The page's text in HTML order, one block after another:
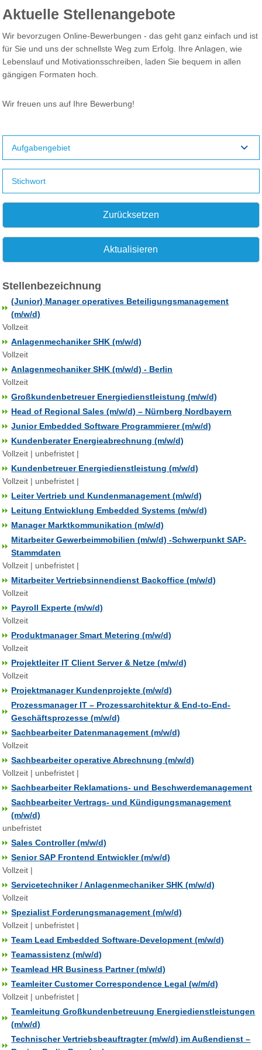
Aktuelle Stellenangebote
Wir bevorzugen Online-Bewerbungen - das geht ganz einfach und ist
für Sie und uns der schnellste Weg zum Erfolg. Ihre Anlagen, wie
Lebenslauf und Motivationsschreiben, laden Sie bequem in allen
gängigen Formaten hoch.
Wir freuen uns auf Ihre Bewerbung!
Aufgabengebiet
Zurücksetzen
Aktualisieren
Stellenbezeichnung
(Junior) Manager operatives Beteiligungsmanagement
(m/w/d)
Vollzeit
Anlagenmechaniker SHK (m/w/d)
Vollzeit
Anlagenmechaniker SHK (m/w/d) - Berlin
Vollzeit
Großkundenbetreuer Energiedienstleistung (m/w/d)
Head of Regional Sales (m/w/d) – Nürnberg Nordbayern
Junior Embedded Software Programmierer (m/w/d)
Kundenberater Energieabrechnung (m/w/d)
Vollzeit | unbefristet |
Kundenbetreuer Energiedienstleistung (m/w/d)
Vollzeit | unbefristet |
Leiter Vertrieb und Kundenmanagement (m/w/d)
Leitung Entwicklung Embedded Systems (m/w/d)
Manager Marktkommunikation (m/w/d)
Mitarbeiter Gewerbeimmobilien (m/w/d) -Schwerpunkt SAP-
Stammdaten
Vollzeit | unbefristet |
Mitarbeiter Vertriebsinnendienst Backoffice (m/w/d)
Vollzeit
Payroll Experte (m/w/d)
Vollzeit
Produktmanager Smart Metering (m/w/d)
Vollzeit
Projektleiter IT Client Server & Netze (m/w/d)
Vollzeit
Projektmanager Kundenprojekte (m/w/d)
Prozessmanager IT – Prozessarchitektur & End-to-End-
Geschäftsprozesse (m/w/d)
Sachbearbeiter Datenmanagement (m/w/d)
Vollzeit
Sachbearbeiter operative Abrechnung (m/w/d)
Vollzeit | unbefristet |
Sachbearbeiter Reklamations- und Beschwerdemanagement
Sachbearbeiter Vertrags- und Kündigungsmanagement
(m/w/d)
unbefristet
Sales Controller (m/w/d)
Senior SAP Frontend Entwickler (m/w/d)
Vollzeit |
Servicetechniker / Anlagenmechaniker SHK (m/w/d)
Vollzeit
Spezialist Forderungsmanagement (m/w/d)
Vollzeit | unbefristet |
Team Lead Embedded Software-Development (m/w/d)
Teamassistenz (m/w/d)
Teamlead HR Business Partner (m/w/d)
Teamleiter Customer Correspondence Legal (w/m/d)
Vollzeit | unbefristet |
Teamleitung Großkundenbetreuung Energiedienstleistungen
(m/w/d)
Technischer Vertriebsbeauftragter (m/w/d) im Außendienst –